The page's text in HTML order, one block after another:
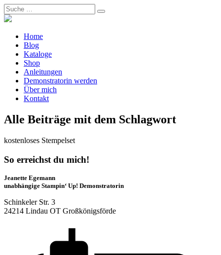
Home
Blog
Kataloge
Shop
Anleitungen
Demonstratorin werden
Über mich
Kontakt
Alle Beiträge mit dem Schlagwort
kostenloses Stempelset
So erreichst du mich!
Jeanette Egemann
unabhängige Stampin‘ Up! Demonstratorin
Schinkeler Str. 3
24214 Lindau OT Großkönigsförde